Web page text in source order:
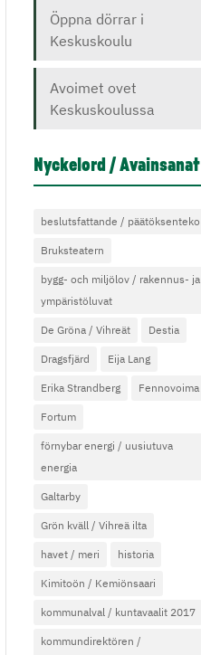
Öppna dörrar i
Keskuskoulu
Avoimet ovet
Keskuskoulussa
Nyckelord / Avainsanat
beslutsfattande / päätöksenteko
Bruksteatern
bygg- och miljölov / rakennus- ja
ympäristöluvat
De Gröna / Vihreät Destia
Dragsfjärd Eija Lang
Erika Strandberg Fennovoima
Fortum
förnybar energi / uusiutuva
energia
Galtarby
Grön kväll / Vihreä ilta
havet / meri historia
Kimitoön / Kemiönsaari
kommunalval / kuntavaalit 2017
kommundirektören /